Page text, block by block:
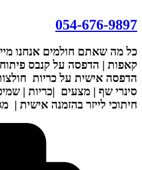
לתוכן
054-676-9897
כל מה שאתם חולמים אנחנו
קאפות | הדפסה על קנבס
הדפסה אישית על כריות
סינרי שף | מצעים |כריות |
חיתוכי לייזר בהזמנה אישית |